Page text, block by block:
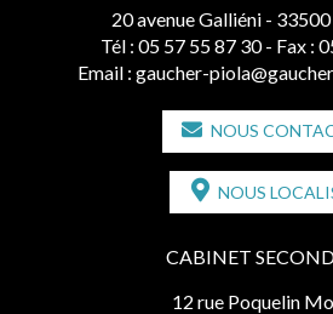
20 avenue Galliéni -
Tél : 05 57 55 87 30 - Fax :
Email : gaucher-
NOUS
NOUS
CABINET
12 rue Poquelin